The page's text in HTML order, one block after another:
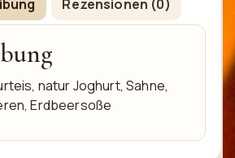
Rezensionen (0)
natur Joghurt, Sahne,
Erdbeersoße